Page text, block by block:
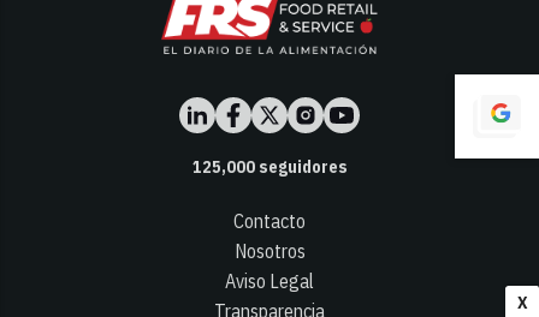
X
125,000seguidores
Contacto
Nosotros
Aviso Legal
Transparencia